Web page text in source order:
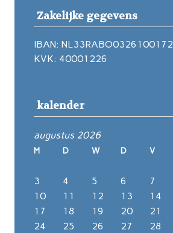
Zakelijke gegevens
IBAN: NL33RABO0326100172
KVK: 40001226
kalender
augustus 2026
M D W D V
3
4 5 6 7
10
11 12 13 14
17
18 19 20 21
24
25 26 27 28